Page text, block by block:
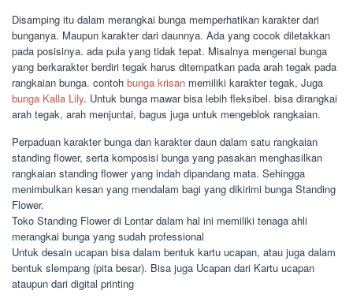
Disamping itu dalam merangkai bunga memperhatikan karakter dari
bunganya. Maupun karakter dari daunnya. Ada yang cocok diletakkan
pada posisinya. ada pula yang tidak tepat. Misalnya mengenai bunga
yang berkarakter berdiri tegak harus ditempatkan pada arah tegak pada
rangkaian bunga. contoh bunga krisan memiliki karakter tegak, Juga
bunga Kalla Lily. Untuk bunga mawar bisa lebih fleksibel. bisa dirangkai
arah tegak, arah menjuntai, bagus juga untuk mengeblok rangkaian.
Perpaduan karakter bunga dan karakter daun dalam satu rangkaian
standing flower, serta komposisi bunga yang pasakan menghasilkan
rangkaian standing flower yang indah dipandang mata. Sehingga
menimbulkan kesan yang mendalam bagi yang dikirimi bunga Standing
Flower.
Toko Standing Flower di Lontar dalam hal ini memiliki tenaga ahli
merangkai bunga yang sudah professional
Untuk desain ucapan bisa dalam bentuk kartu ucapan, atau juga dalam
bentuk slempang (pita besar). Bisa juga Ucapan dari Kartu ucapan
ataupun dari digital printing